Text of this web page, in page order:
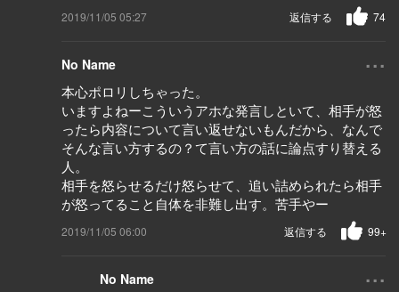
2019/11/05 05:27 74
返信する
No Name ...
本心ポロリしちゃった。
いますよねーこういうアホな発言しといて、相手が怒
ったら内容について言い返せないもんだから、なんで
そんな言い方するの？て言い方の話に論点すり替える
人。
相手を怒らせるだけ怒らせて、追い詰められたら相手
が怒ってること自体を非難し出す。苦手やー
2019/11/05 06:00 99+
返信する
No Name ...